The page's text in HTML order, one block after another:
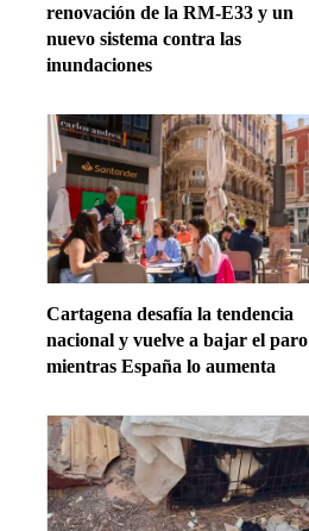
renovación de la RM-E33 y un
nuevo sistema contra las
inundaciones
Cartagena desafía la tendencia
nacional y vuelve a bajar el paro
mientras España lo aumenta